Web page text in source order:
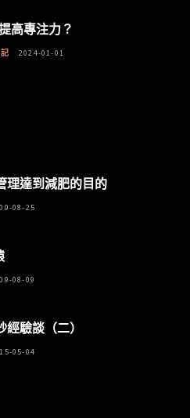
高專注力？
2024-01-01
理達到減肥的目的
08-25
08-09
驗談（二）
05-04